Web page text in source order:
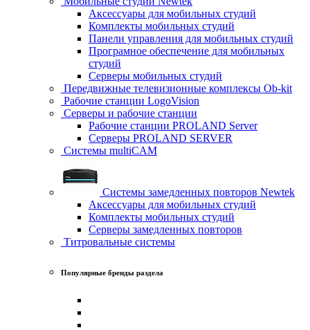
Аксессуары для мобильных студий
Комплекты мобильных студий
Панели управления для мобильных студий
Програмное обеспечение для мобильных
студий
Серверы мобильных студий
Передвижные телевизионные комплексы Ob-kit
Рабочие станции LogoVision
Серверы и рабочие станции
Рабочие станции PROLAND Server
Серверы PROLAND SERVER
Системы multiCAM
Системы замедленных повторов Newtek
Аксессуары для мобильных студий
Комплекты мобильных студий
Серверы замедленных повторов
Титровальные системы
Популярные бренды раздела